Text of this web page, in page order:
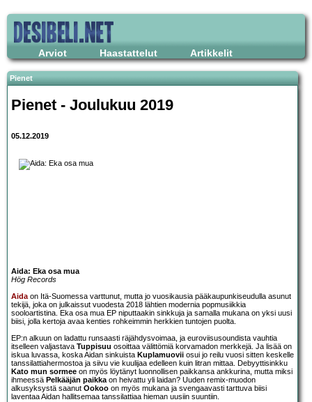
Arviot Haastattelut Artikkelit
Pienet
Pienet - Joulukuu 2019
05.12.2019
Aida: Eka osa mua
Hög Records
Aidaon Itä-Suomessa varttunut, mutta jo vuosikausia pääkaupunkiseudulla asunut
tekijä, joka on julkaissut vuodesta 2018 lähtien modernia popmusiikkia
sooloartistina. Eka osa mua EP niputtaakin sinkkuja ja samalla mukana on yksi uusi
biisi, jolla kertoja avaa kenties rohkeimmin herkkien tuntojen puolta.
EP:n alkuun on ladattu runsaasti räjähdysvoimaa, ja euroviisusoundista vauhtia
itselleen valjastava Tuppisuu osoittaa välittömiä korvamadon merkkejä. Ja lisää on
iskua luvassa, koska Aidan sinkuista Kuplamuovii osui jo reilu vuosi sitten keskelle
tanssilattiahermostoa ja siivu vie kuulijaa edelleen kuin litran mittaa. Debyyttisinkku
Kato mun sormee on myös löytänyt luonnollisen paikkansa ankkurina, mutta miksi
ihmeessä Pelkääjän paikkaon heivattu yli laidan? Uuden remix-muodon
alkusyksystä saanut Ookoo on myös mukana ja svengaavasti tarttuva biisi
laventaa Aidan hallitsemaa tanssilattiaa hieman uusiin suuntiin.